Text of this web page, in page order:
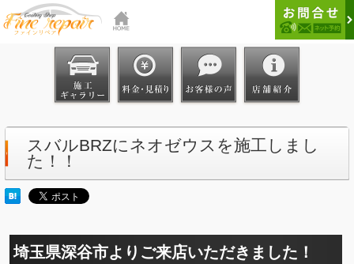
スバルBRZにネオゼウスを施工しまし
た！！
埼玉県深谷市よりご来店いただきました！